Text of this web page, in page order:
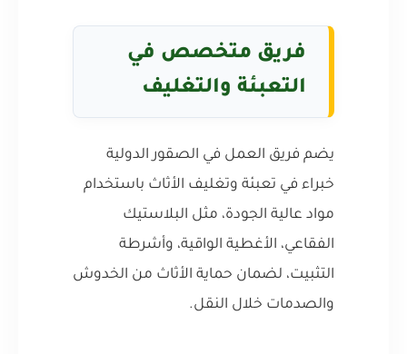
فريق متخصص في
التعبئة والتغليف
يضم فريق العمل في الصقور الدولية
خبراء في تعبئة وتغليف الأثاث باستخدام
مواد عالية الجودة، مثل البلاستيك
الفقاعي، الأغطية الواقية، وأشرطة
التثبيت، لضمان حماية الأثاث من الخدوش
والصدمات خلال النقل.